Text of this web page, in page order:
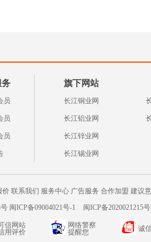
务
员
员
员
旗下网站
长江铜业网
长江铝业网
长江锌业网
长江锡业网
价 联系我们 服务中心 广告服务 合作加盟 建议
闽ICP备09004021号-1
闽ICP备2020021215
信网站
用评价
网络警察
提醒您
诚